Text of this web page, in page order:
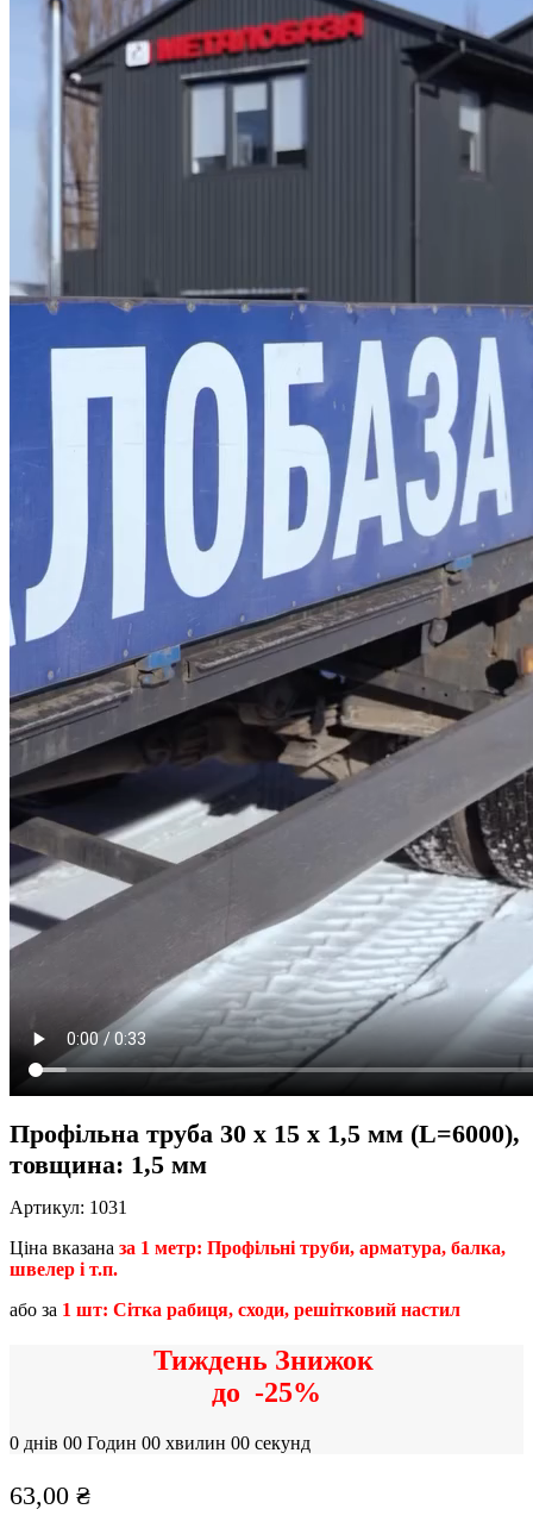
Профільна труба 30 x 15 x 1,5 мм (L=6000),
товщина: 1,5 мм
Артикул: 1031
Ціна вказана за 1 метр: Профільні труби, арматура, балка,
швелер і т.п.
або за 1 шт: Сітка рабиця, сходи, решітковий настил
Тиждень Знижок
до -25%
0 днів 00 Годин 00 хвилин 00 секунд
63,00 ₴